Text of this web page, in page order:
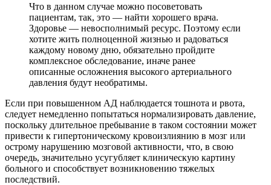
Что в данном случае можно посоветовать
пациентам, так, это — найти хорошего врача.
Здоровье — невосполнимый ресурс. Поэтому если
хотите жить полноценной жизнью и радоваться
каждому новому дню, обязательно пройдите
комплексное обследование, иначе ранее
описанные осложнения высокого артериального
давления будут необратимы.
Если при повышенном АД наблюдается тошнота и рвота,
следует немедленно попытаться нормализировать давление,
поскольку длительное пребывание в таком состоянии может
привести к гипертоническому кровоизлиянию в мозг или
острому нарушению мозговой активности, что, в свою
очередь, значительно усугубляет клиническую картину
больного и способствует возникновению тяжелых
последствий.